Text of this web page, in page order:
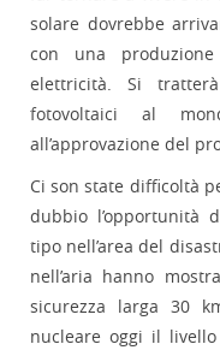
solare dovrebbe
con una
elettricità. Si
fotovoltaici al
all’approvazione del
Ci son state difficoltà
dubbio l’opportunità
tipo nell’area del
nell’aria hanno
sicurezza larga 30
nucleare oggi il